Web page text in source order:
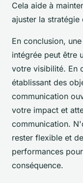
Cela aide à
ajuster la stratégie
En conclusion,
intégrée peut être
votre visibilité. En
établissant des
communication
votre impact et
communication.
rester flexible et
performances
conséquence.